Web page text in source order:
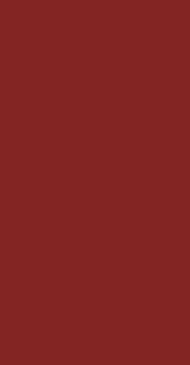
deuxième
bonne
Nous